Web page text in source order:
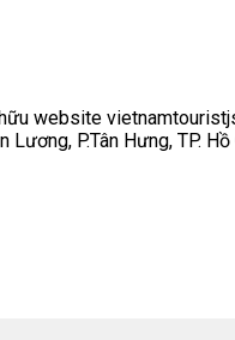
website
P.Tân Hưng, TP.